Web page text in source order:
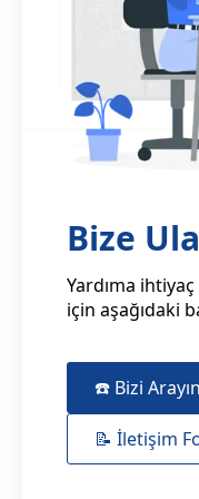
Bize
Yardıma
için aşağıdaki
☎️ Bizi Arayın
📝 İletişim